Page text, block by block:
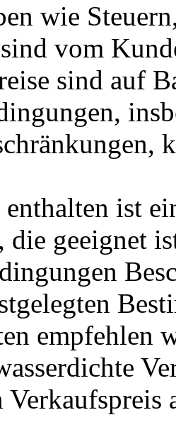
wie
vom
sind auf
ist
die geeignet
empfehlen
Verkaufspreis